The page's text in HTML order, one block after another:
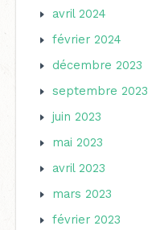
avril 2024
février 2024
décembre 2023
septembre 2023
juin 2023
mai 2023
avril 2023
mars 2023
février 2023